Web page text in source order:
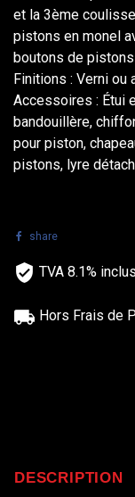
et la 3ème
pistons en monel
boutons de
Finitions : Verni ou
Accessoires : Étui
bandouillère,
pour piston,
pistons, lyre
share
TVA 8.1%
Hors Frais de
DESCRIPTION